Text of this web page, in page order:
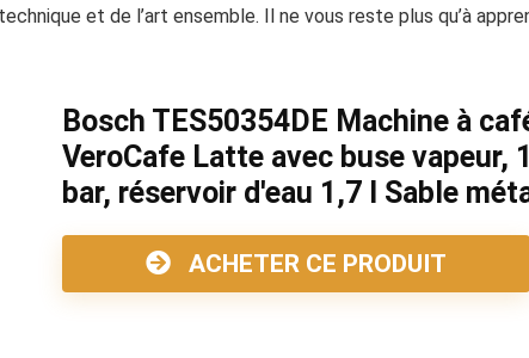
et de l’art ensemble. Il ne vous reste plus qu’à
Bosch TES50354DE Machine à
VeroCafe Latte avec buse vapeur,
bar, réservoir d'eau 1,7 l Sable
ACHETER CE PRODUIT